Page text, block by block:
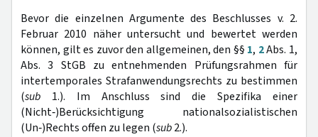
Bevor die einzelnen Argumente des Beschlusses v. 2.
Februar 2010 näher untersucht und bewertet werden
können, gilt es zuvor den allgemeinen, den §§ 1, 2Abs. 1,
Abs. 3 StGB zu entnehmenden Prüfungsrahmen für
intertemporales Strafanwendungsrechts zu bestimmen
(sub 1.). Im Anschluss sind die Spezifika einer
(Nicht‑)Berücksichtigung nationalsozialistischen
(Un‑)Rechts offen zu legen (sub2.).